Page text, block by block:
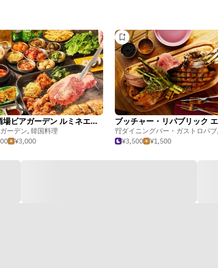
韓国酒場ビアガーデン ルミネエスト新宿
ーデン, 韓国料理
¥3,000
ダイニングバー・ガストロパブ
¥3,500
¥1,500